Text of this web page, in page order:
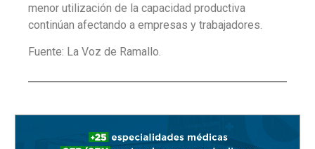
menor utilización de la capacidad productiva
continúan afectando a empresas y trabajadores.
Fuente: La Voz de Ramallo.